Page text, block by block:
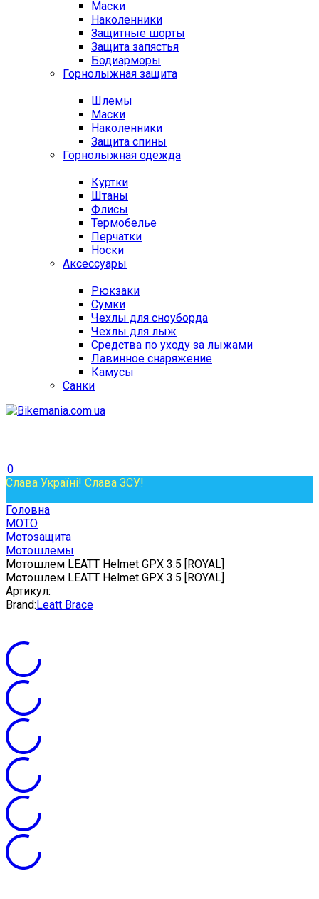
Маски
Наколенники
Защитные шорты
Защита запястья
Бодиарморы
Горнолыжная защита
Шлемы
Маски
Наколенники
Защита спины
Горнолыжная одежда
Куртки
Штаны
Флисы
Термобелье
Перчатки
Носки
Аксессуары
Рюкзаки
Сумки
Чехлы для сноуборда
Чехлы для лыж
Средства по уходу за лыжами
Лавинное снаряжение
Камусы
Санки
0
Слава Україні! Слава ЗСУ!
Головна
МОТО
Мотозащита
Мотошлемы
Мотошлем LEATT Helmet GPX 3.5 [ROYAL]
Мотошлем LEATT Helmet GPX 3.5 [ROYAL]
Артикул:
Brand:Leatt Brace